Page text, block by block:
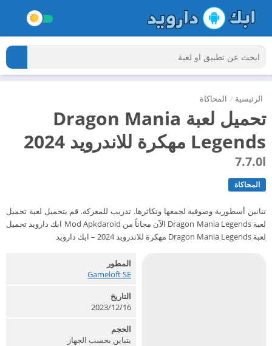
الرئيسية / المحاكاة
تحميل لعبة Dragon Mania
Legends مهكرة للاندرويد 2024
7.7.0l
المحاكاة
تنانين أسطورية وصوفية لجمعها وتكاثرها. تدريب للمعركة. قم بتحميل لعبة تحميل
لعبة Dragon Mania Legends الآن مجاناً من Mod Apkdaroid ابك دارويد تحميل
لعبة Dragon Mania Legends مهكرة للاندرويد 2024 – ابك دارويد
المطور
Gameloft SE‏
التاريخ
2023/12/16
الحجم
يتباين بحسب الجهاز